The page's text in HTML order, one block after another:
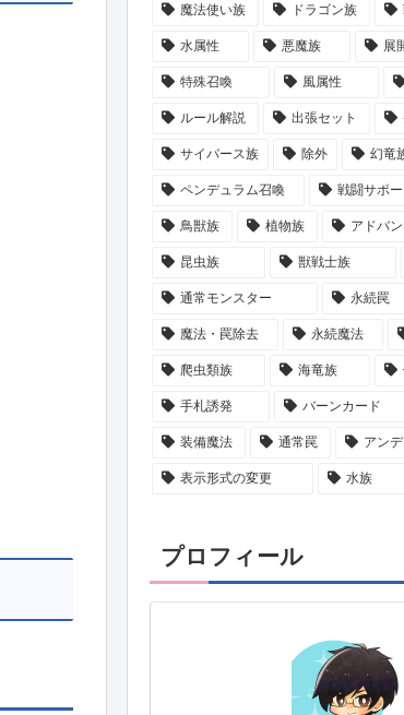
魔法使い族 ドラゴン族
水属性 悪魔族 展
特殊召喚 風属性
ルール解説 出張セット
サイバース族 除外 幻竜
ペンデュラム召喚 戦闘サポー
鳥獣族 植物族 アドバ
昆虫族 獣戦士族
通常モンスター 永続罠
魔法・罠除去 永続魔法
爬虫類族 海竜族
手札誘発 バーンカード
装備魔法 通常罠 アン
表示形式の変更 水族
プロフィール